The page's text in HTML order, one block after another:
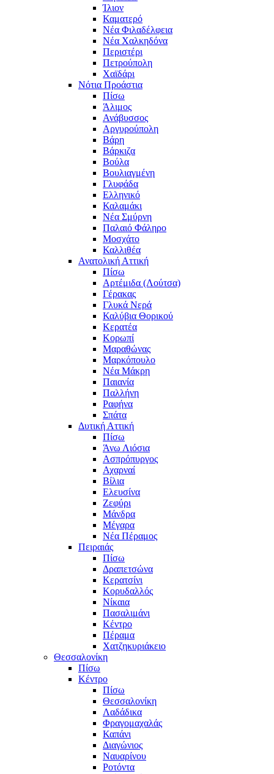
Ίλιον
Καματερό
Νέα Φιλαδέλφεια
Νέα Χαλκηδόνα
Περιστέρι
Πετρούπολη
Χαϊδάρι
Νότια Προάστια
Πίσω
Άλιμος
Ανάβυσσος
Αργυρούπολη
Βάρη
Βάρκιζα
Βούλα
Βουλιαγμένη
Γλυφάδα
Ελληνικό
Καλαμάκι
Νέα Σμύρνη
Παλαιό Φάληρο
Μοσχάτο
Καλλιθέα
Ανατολική Αττική
Πίσω
Αρτέμιδα (Λούτσα)
Γέρακας
Γλυκά Νερά
Καλύβια Θορικού
Κερατέα
Κορωπί
Μαραθώνας
Μαρκόπουλο
Νέα Μάκρη
Παιανία
Παλλήνη
Ραφήνα
Σπάτα
Δυτική Αττική
Πίσω
Άνω Λιόσια
Ασπρόπυργος
Αχαρναί
Βίλια
Ελευσίνα
Ζεφύρι
Μάνδρα
Μέγαρα
Νέα Πέραμος
Πειραιάς
Πίσω
Δραπετσώνα
Κερατσίνι
Κορυδαλλός
Νίκαια
Πασαλιμάνι
Κέντρο
Πέραμα
Χατζηκυριάκειο
Θεσσαλονίκη
Πίσω
Κέντρο
Πίσω
Θεσσαλονίκη
Λαδάδικα
Φραγομαχαλάς
Καπάνι
Διαγώνιος
Ναυαρίνου
Ροτόντα